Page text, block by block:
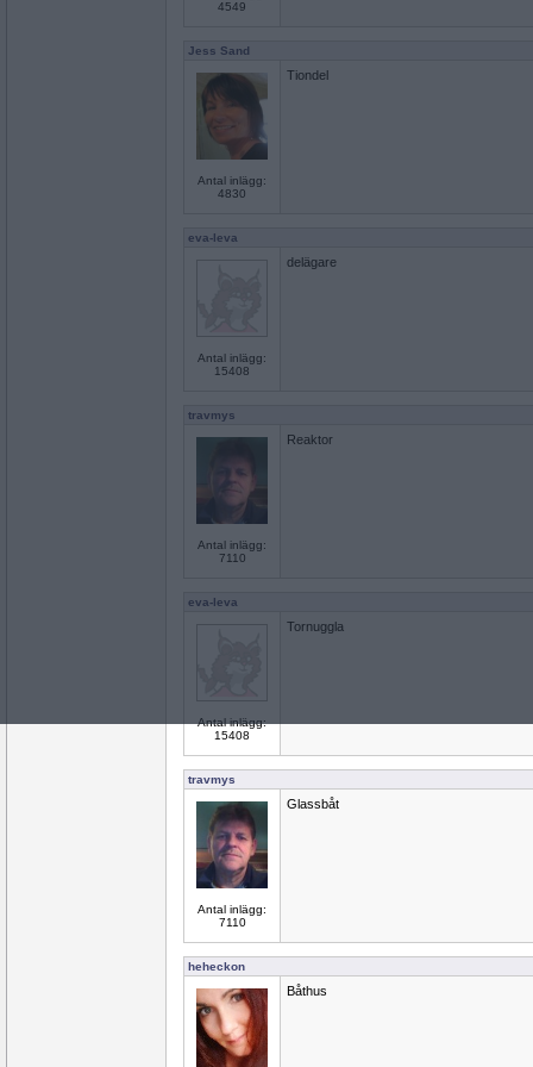
4549
Jess Sand
Antal inlägg:
4830
Tiondel
eva-leva
Antal inlägg:
15408
delägare
travmys
Antal inlägg:
7110
Reaktor
eva-leva
Antal inlägg:
15408
Tornuggla
travmys
Antal inlägg:
7110
Glassbåt
heheckon
Båthus